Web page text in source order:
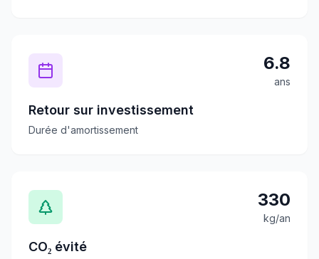
6.8
ans
Retour sur investissement
Durée d'amortissement
330
kg/an
CO₂ évité